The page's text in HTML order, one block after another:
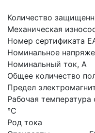
Количество
Механическая
Номер сертификата
Номинальное
Номинальный ток, А
Общее количество
Предел
Рабочая
°C
Род тока